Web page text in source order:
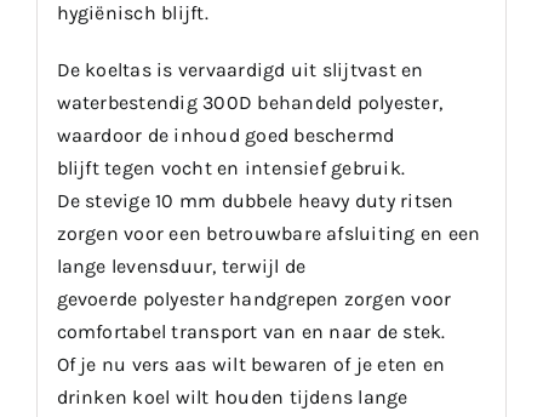
hygiënisch blijft.
De koeltas is vervaardigd uit slijtvast en
waterbestendig 300D behandeld polyester,
waardoor de inhoud goed beschermd
blijft tegen vocht en intensief gebruik.
De stevige 10 mm dubbele heavy duty ritsen
zorgen voor een betrouwbare afsluiting en een
lange levensduur, terwijl de
gevoerde polyester handgrepen zorgen voor
comfortabel transport van en naar de stek.
Of je nu vers aas wilt bewaren of je eten en
drinken koel wilt houden tijdens lange